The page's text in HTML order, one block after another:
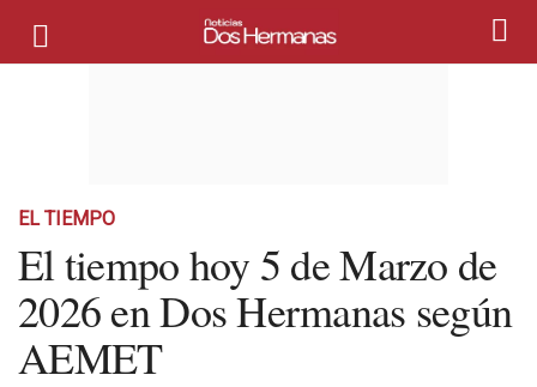
EL TIEMPO
El tiempo hoy 5 de Marzo de
2026 en Dos Hermanas según
AEMET